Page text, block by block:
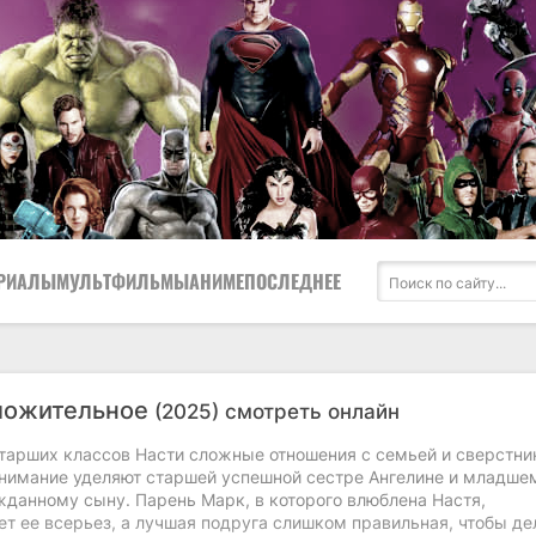
МУЛЬТФИЛЬМЫАНИМЕПОСЛЕДНЕЕ
(2025) смотреть онлайн
классов Насти сложные отношения с семьей и
уделяют старшей успешной сестре Ангелине и
сыну. Парень Марк, в которого влюблена Настя,
ее всерьез, а лучшая подруга слишком правильная, чтобы